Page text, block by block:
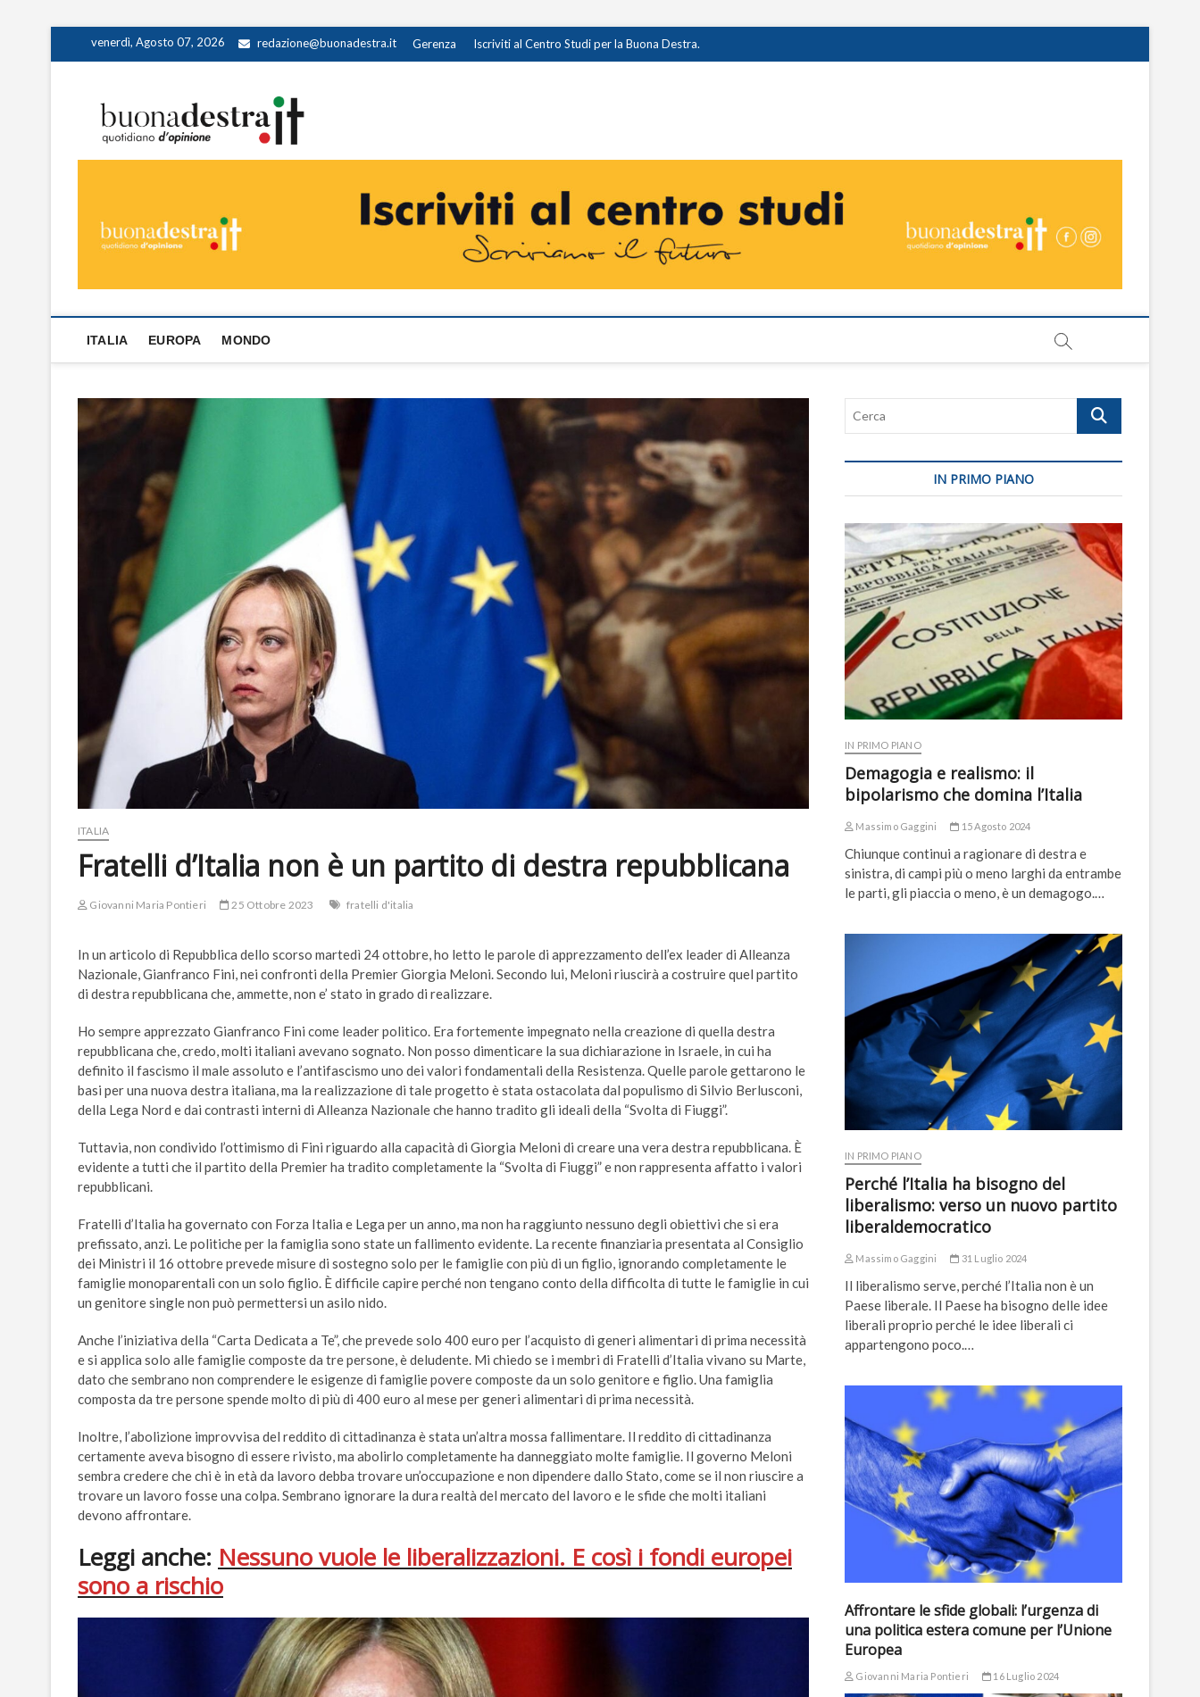
venerdì, Agosto 07, 2026 redazione@buonadestra.it Gerenza Iscriviti al Centro Studi per la Buona Destra.
ITALIA EUROPA MONDO
ITALIA
Fratelli d’Italia non è un partito di destra repubblicana
Giovanni Maria Pontieri 25 Ottobre 2023 fratelli d'italia
In un articolo di Repubblica dello scorso martedì 24 ottobre, ho letto le parole di apprezzamento dell’ex leader di Alleanza
Nazionale, Gianfranco Fini, nei confronti della Premier Giorgia Meloni. Secondo lui, Meloni riuscirà a costruire quel partito
di destra repubblicana che, ammette, non e’ stato in grado di realizzare.
Ho sempre apprezzato Gianfranco Fini come leader politico. Era fortemente impegnato nella creazione di quella destra
repubblicana che, credo, molti italiani avevano sognato. Non posso dimenticare la sua dichiarazione in Israele, in cui ha
definito il fascismo il male assoluto e l’antifascismo uno dei valori fondamentali della Resistenza. Quelle parole gettarono le
basi per una nuova destra italiana, ma la realizzazione di tale progetto è stata ostacolata dal populismo di Silvio Berlusconi,
della Lega Nord e dai contrasti interni di Alleanza Nazionale che hanno tradito gli ideali della “Svolta di Fiuggi”.
Tuttavia, non condivido l’ottimismo di Fini riguardo alla capacità di Giorgia Meloni di creare una vera destra repubblicana. È
evidente a tutti che il partito della Premier ha tradito completamente la “Svolta di Fiuggi” e non rappresenta affatto i valori
repubblicani.
Fratelli d’Italia ha governato con Forza Italia e Lega per un anno, ma non ha raggiunto nessuno degli obiettivi che si era
prefissato, anzi. Le politiche per la famiglia sono state un fallimento evidente. La recente finanziaria presentata al Consiglio
dei Ministri il 16 ottobre prevede misure di sostegno solo per le famiglie con più di un figlio, ignorando completamente le
famiglie monoparentali con un solo figlio. È difficile capire perché non tengano conto della difficolta di tutte le famiglie in cui
un genitore single non può permettersi un asilo nido.
Anche l’iniziativa della “Carta Dedicata a Te”, che prevede solo 400 euro per l’acquisto di generi alimentari di prima necessità
e si applica solo alle famiglie composte da tre persone, è deludente. Mi chiedo se i membri di Fratelli d’Italia vivano su Marte,
dato che sembrano non comprendere le esigenze di famiglie povere composte da un solo genitore e figlio. Una famiglia
composta da tre persone spende molto di più di 400 euro al mese per generi alimentari di prima necessità.
Inoltre, l’abolizione improvvisa del reddito di cittadinanza è stata un’altra mossa fallimentare. Il reddito di cittadinanza
certamente aveva bisogno di essere rivisto, ma abolirlo completamente ha danneggiato molte famiglie. Il governo Meloni
sembra credere che chi è in età da lavoro debba trovare un’occupazione e non dipendere dallo Stato, come se il non riuscire a
trovare un lavoro fosse una colpa. Sembrano ignorare la dura realtà del mercato del lavoro e le sfide che molti italiani
devono affrontare.
Leggi anche: Nessuno vuole le liberalizzazioni. E così i fondi europei
sono a rischio
Cerca
IN PRIMO PIANO
IN PRIMO PIANO
Demagogia e realismo: il
bipolarismo che domina l’Italia
Massimo Gaggini 15 Agosto 2024
Chiunque continui a ragionare di destra e
sinistra, di campi più o meno larghi da entrambe
le parti, gli piaccia o meno, è un demagogo.…
IN PRIMO PIANO
Perché l’Italia ha bisogno del
liberalismo: verso un nuovo partito
liberaldemocratico
Massimo Gaggini 31 Luglio 2024
Il liberalismo serve, perché l’Italia non è un
Paese liberale. Il Paese ha bisogno delle idee
liberali proprio perché le idee liberali ci
appartengono poco.…
Affrontare le sfide globali: l’urgenza di
una politica estera comune per l’Unione
Europea
Giovanni Maria Pontieri 16 Luglio 2024